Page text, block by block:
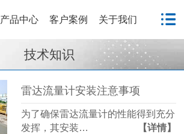
产品中心 客户案例 关于我们
技术知识
雷达流量计安装注意事项
为了确保雷达流量计的性能得到充分
发挥，其安装…
【详情】